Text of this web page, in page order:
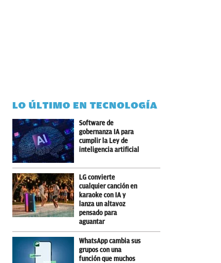
LO ÚLTIMO EN TECNOLOGÍA
Software de
gobernanza IA para
cumplir la Ley de
inteligencia artificial
LG convierte
cualquier canción en
karaoke con IA y
lanza un altavoz
pensado para
aguantar
WhatsApp cambia sus
grupos con una
función que muchos